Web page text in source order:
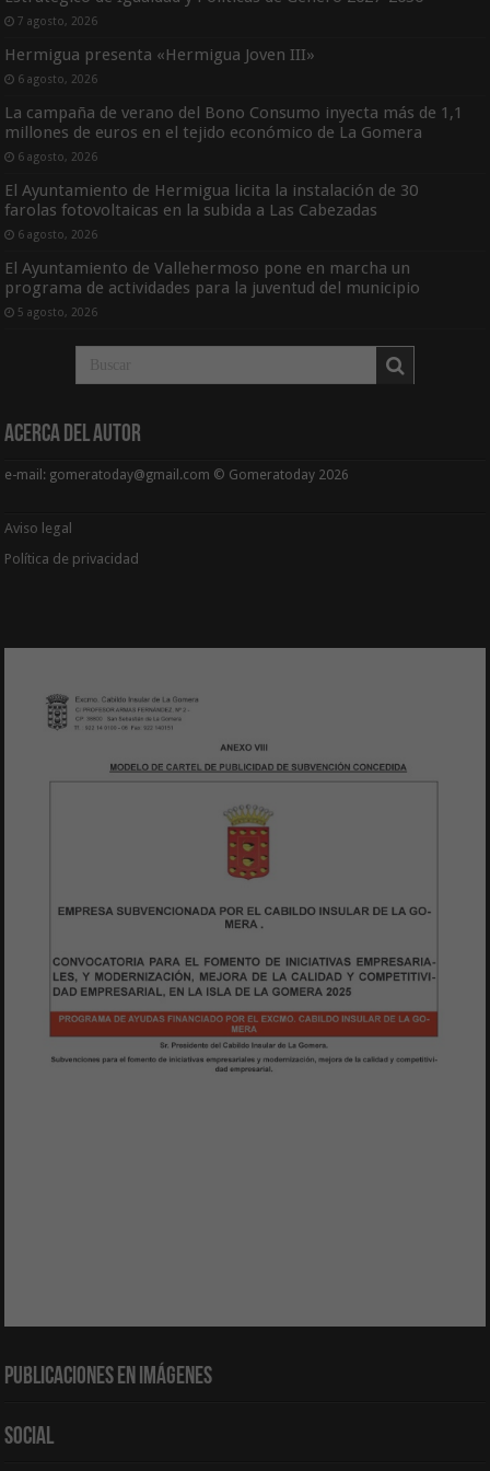
7 agosto, 2026
Hermigua presenta «Hermigua Joven III»
6 agosto, 2026
La campaña de verano del Bono Consumo inyecta más de 1,1
millones de euros en el tejido económico de La Gomera
6 agosto, 2026
El Ayuntamiento de Hermigua licita la instalación de 30
farolas fotovoltaicas en la subida a Las Cabezadas
6 agosto, 2026
El Ayuntamiento de Vallehermoso pone en marcha un
programa de actividades para la juventud del municipio
5 agosto, 2026
Acerca del Autor
e-mail: gomeratoday@gmail.com © Gomeratoday 2026
Aviso legal
Política de privacidad
Publicaciones en Imágenes
Social